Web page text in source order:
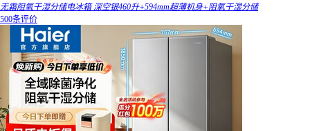
无霜阻氧干湿分储电冰箱 深空银460升+594mm超薄机身+阻氧干湿分储
500条评价